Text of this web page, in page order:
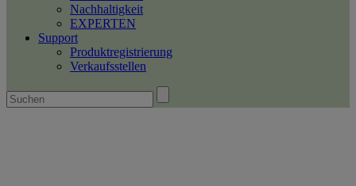
Nachhaltigkeit
EXPERTEN
Support
Produktregistrierung
Verkaufsstellen